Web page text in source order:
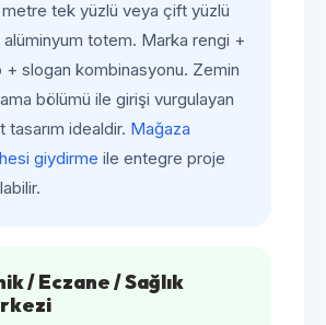
tek yüzlü veya çift yüzlü
alüminyum totem. Marka rengi +
+ slogan kombinasyonu. Zemin
bölümü ile girişi vurgulayan
tasarım idealdir. Mağaza
giydirme ile entegre proje
/ Eczane / Sağlık